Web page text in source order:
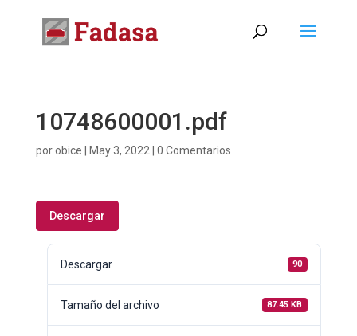
10748600001.pdf
porobice May 3, 2022 0 Comentarios
Descargar
Descargar 90
Tamaño del archivo 87.45 KB